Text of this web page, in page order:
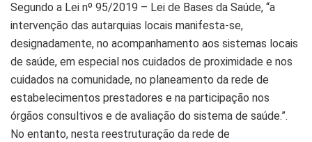
Segundo a Lei nº 95/2019 – Lei de Bases da Saúde, “a
intervenção das autarquias locais manifesta-se,
designadamente, no acompanhamento aos sistemas locais
de saúde, em especial nos cuidados de proximidade e nos
cuidados na comunidade, no planeamento da rede de
estabelecimentos prestadores e na participação nos
órgãos consultivos e de avaliação do sistema de saúde.”.
No entanto, nesta reestruturação da rede de